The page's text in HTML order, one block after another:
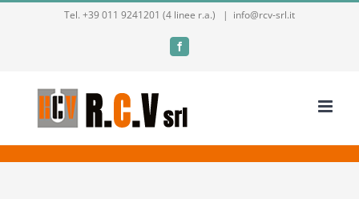
Tel. +39 011 9241201 (4 linee r.a.) | info@rcv-srl.it
Facebook